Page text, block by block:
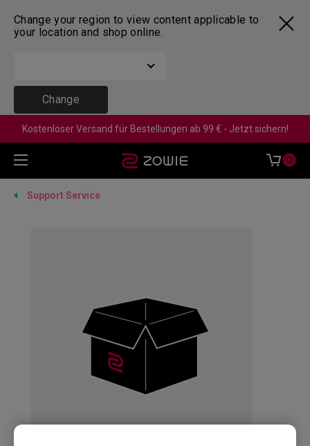
Change your region to view content applicable to
your location and shop online.
Change
Kostenloser Versand für Bestellungen ab 99 € - Jetzt sichern!
0
Support Service